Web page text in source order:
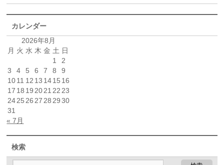
カレンダー
2026年8月
月 火 水 木 金 土 日
1
2
3
4 5 6 7 8
9
1011 12 13 1415 16
17 18 19 2021 22 23
2425 26 27 28 29 30
31
« 7月
検索